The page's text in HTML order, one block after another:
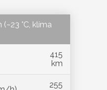
°C, klíma
415
km
255